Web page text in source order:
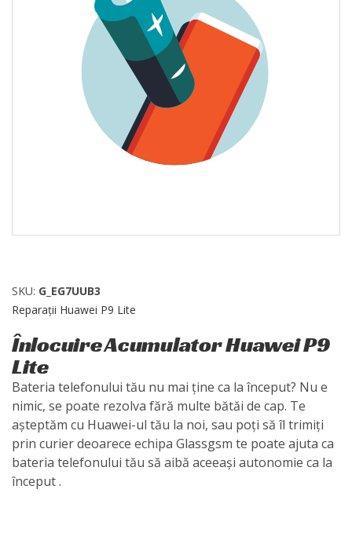
SKU: G_EG7UUB3
Reparații Huawei P9 Lite
Înlocuire Acumulator Huawei P9
Lite
Bateria telefonului tău nu mai ține ca la început? Nu e
nimic, se poate rezolva fără multe bătăi de cap. Te
așteptăm cu Huawei-ul tău la noi, sau poți să îl trimiți
prin curier deoarece echipa Glassgsm te poate ajuta ca
bateria telefonului tău să aibă aceeași autonomie ca la
început .